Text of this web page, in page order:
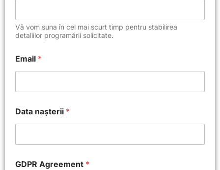
Vă vom suna în cel mai scurt timp pentru stabilirea
detaliilor programării solicitate.
i
N
m
E
m
a
l
Email *
Data nașterii *
GDPR Agreement *